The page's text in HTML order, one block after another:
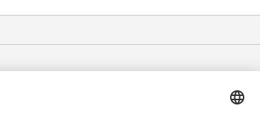
aufgelöst, da es anders gar nicht vernetzt hat.
?